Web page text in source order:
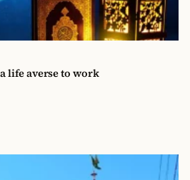
life averse to work